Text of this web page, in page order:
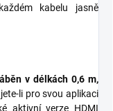
kabelu jasně
v délkách 0,6 m,
li pro svou aplikaci
aktivní verze HDMI